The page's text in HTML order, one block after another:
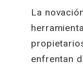
La
enfrentan